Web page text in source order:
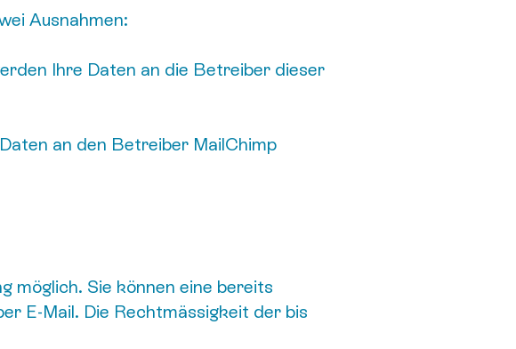
Ausnahmen:
Ihre Daten an die Betreiber dieser
an den Betreiber MailChimp
möglich. Sie können eine bereits
E-Mail. Die Rechtmässigkeit der bis